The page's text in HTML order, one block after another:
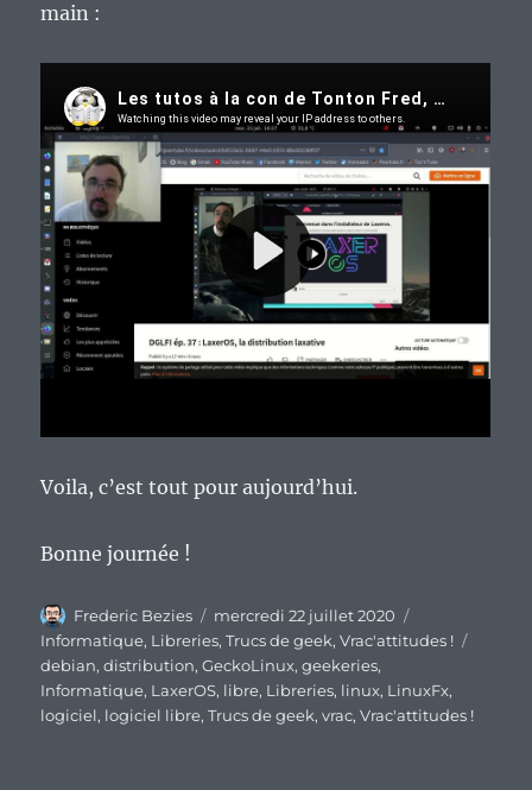
main :
Voila, c’est tout pour aujourd’hui.
Bonne journée !
Auteur
Frederic Bezies
Publié
le
mercredi 22 juillet 2020
Informatique, Libreries,Trucs de geek,Vrac'attitudes !
debian,distribution,GeckoLinux,geekeries,
Informatique, LaxerOS, libre, Libreries, linux, LinuxFx,
logiciel, logiciel libre,Trucs de geek,vrac,Vrac'attitudes !